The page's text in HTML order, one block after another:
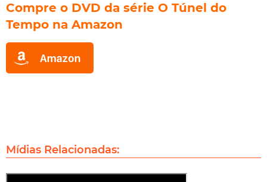
Compre o DVD da série O Túnel do
Tempo na Amazon
Mídias Relacionadas: